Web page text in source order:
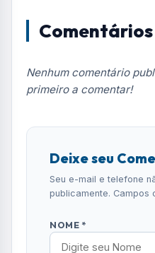
Nenhum comentário
primeiro a comentar!
Deixe seu
Seu e-mail e telefone
publicamente.
NOME *